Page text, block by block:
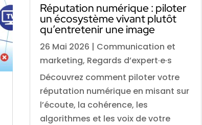
Réputation numérique : piloter
un écosystème vivant plutôt
qu’entretenir une image
26 Mai 2026 | Communication et
marketing, Regards d’expert·e·s
Découvrez comment piloter votre
réputation numérique en misant sur
l’écoute, la cohérence, les
algorithmes et les voix de votre